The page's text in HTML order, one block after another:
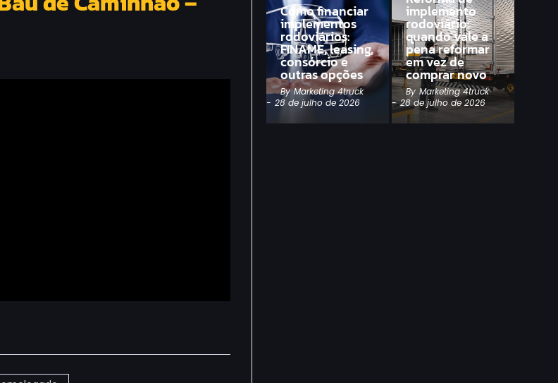
Como financiar
implementos
rodoviários:
FINAME, leasing,
consórcio e
outras opções
By Marketing 4truck
- 28 de julho de 2026
implemento
rodoviário:
quando vale a
pena reformar
em vez de
comprar novo
By Marketing 4truck
- 28 de julho de 2026